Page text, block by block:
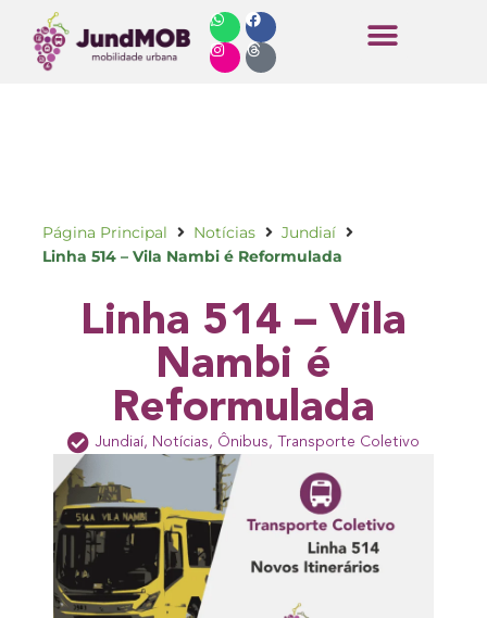
Página Principal Notícias
Jundiaí
Linha 514 – Vila Nambi é Reformulada
Linha 514 – Vila
Nambi é
Reformulada
Jundiaí, Notícias, Ônibus, Transporte Coletivo